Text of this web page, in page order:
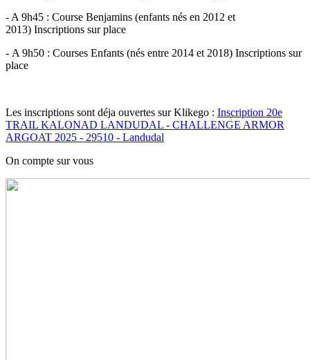
- A 9h45 : Course Benjamins (enfants nés en 2012 et
2013) Inscriptions sur place
- A 9h50 : Courses Enfants (nés entre 2014 et 2018) Inscriptions sur
place
Les inscriptions sont déja ouvertes sur Klikego : Inscription 20e
TRAIL KALONAD LANDUDAL - CHALLENGE ARMOR
ARGOAT 2025 - 29510 - Landudal
On compte sur vous